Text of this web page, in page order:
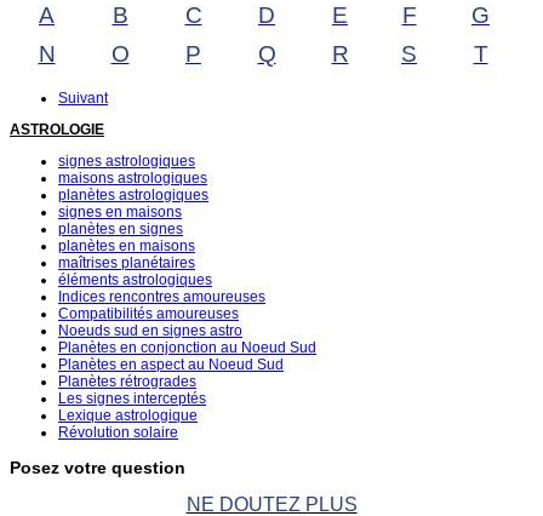
A B C D E F
G
N
O P Q R S T
Suivant
ASTROLOGIE
signes astrologiques
maisons astrologiques
planètes astrologiques
signes en maisons
planètes en signes
planètes en maisons
maîtrises planétaires
éléments astrologiques
Indices rencontres amoureuses
Compatibilités amoureuses
Noeuds sud en signes astro
Planètes en conjonction au Noeud Sud
Planètes en aspect au Noeud Sud
Planètes rétrogrades
Les signes interceptés
Lexique astrologique
Révolution solaire
Posez votre question
NE DOUTEZ PLUS